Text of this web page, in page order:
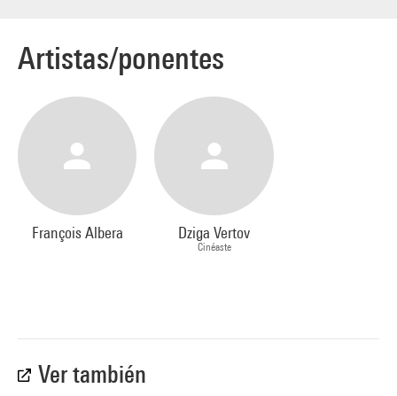
Potanin.
Artistas/ponentes
François Albera Dziga Vertov
Cinéaste
Ver también